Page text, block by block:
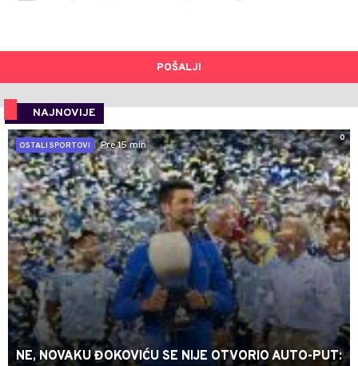
POŠALJI
NAJNOVIJE
0
OSTALI SPORTOVI
Pre 15 min
NE, NOVAKU ĐOKOVIĆU SE NIJE OTVORIO AUTO-PUT: